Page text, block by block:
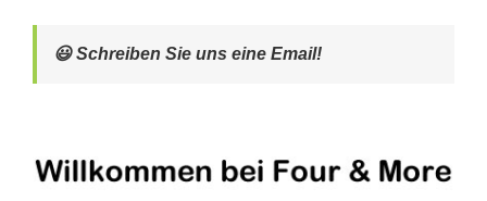
😃 Schreiben Sie uns eine Email!